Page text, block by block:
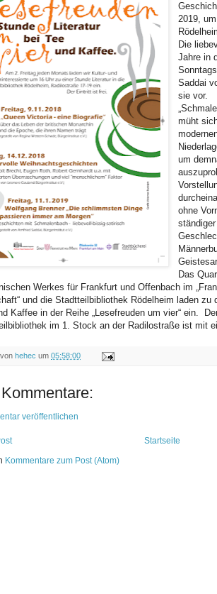
2019,
Die
Jahre in
Saddai
sie vor.
müht
um
ohne
Das
Werkes für Frankfurt und Offenbach im
und die Stadtteilbibliothek Rödelheim laden zu
Kaffee in der Reihe „Lesefreuden um vier“ ein.
im 1. Stock an der Radilostraße ist mit
hehec um 05:58:00
veröffentlichen
Startseite
Kommentare zum Post (Atom)